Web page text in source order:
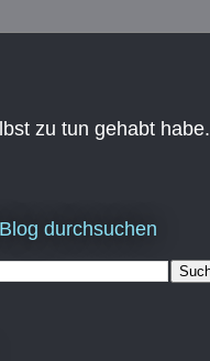
zu tun gehabt habe.
durchsuchen